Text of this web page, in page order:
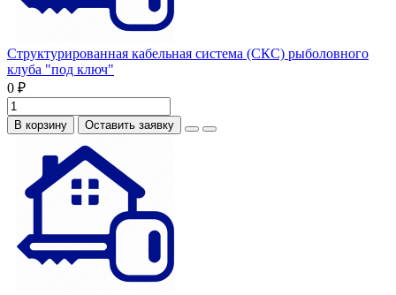
Структурированная кабельная система (СКС) рыболовного
клуба "под ключ"
0 ₽
В корзину Оставить заявку